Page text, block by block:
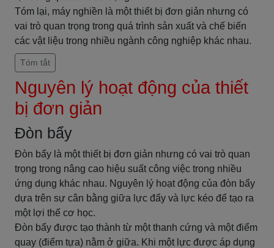
Tóm lại, máy nghiền là một thiết bị đơn giản nhưng có
vai trò quan trọng trong quá trình sản xuất và chế biến
các vật liệu trong nhiều ngành công nghiệp khác nhau.
Tóm tắt
Nguyên lý hoạt động của thiết
bị đơn giản
Đòn bẩy
Đòn bẩy là một thiết bị đơn giản nhưng có vai trò quan
trọng trong nâng cao hiệu suất công việc trong nhiều
ứng dụng khác nhau. Nguyên lý hoạt động của đòn bẩy
dựa trên sự cân bằng giữa lực đẩy và lực kéo để tạo ra
một lợi thế cơ học.
Đòn bẩy được tạo thành từ một thanh cứng và một điểm
quay (điểm tựa) nằm ở giữa. Khi một lực được áp dụng